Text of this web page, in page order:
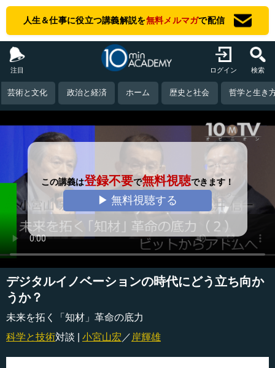
人生＆仕事に役立つ講義解説を無料メルマガで配信
注目 ログイン 検索
芸術と文化 政治と経済 ホーム 歴史と社会 哲学と生き
この講義は登録不要で無料視聴できます！
▶ 無料視聴する
デジタルイノベーションの時代にどう立ち向か
うか？
未来を拓く「知材」革命の底力
科学と技術対談 | 小宮山宏 ／ 岸輝雄